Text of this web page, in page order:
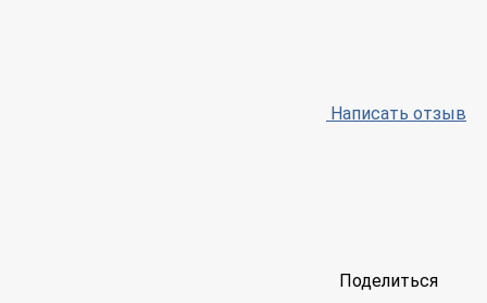
Написать отзыв
Поделиться